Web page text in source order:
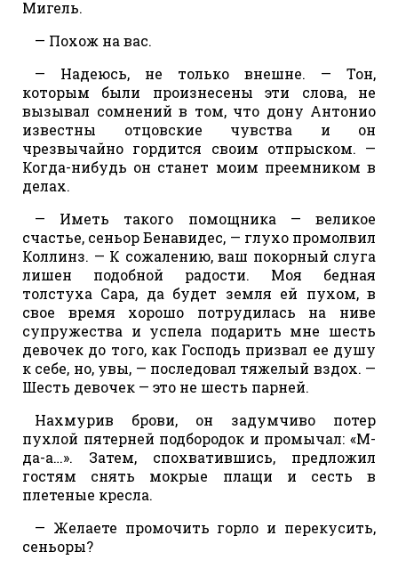
Мигель.
— Похож на вас.
— Надеюсь, не только внешне. — Тон,
которым были произнесены эти слова, не
вызывал сомнений в том, что дону Антонио
известны отцовские чувства и он
чрезвычайно гордится своим отпрыском. —
Когда-нибудь он станет моим преемником в
делах.
— Иметь такого помощника — великое
счастье, сеньор Бенавидес, — глухо промолвил
Коллинз. — К сожалению, ваш покорный слуга
лишен подобной радости. Моя бедная
толстуха Сара, да будет земля ей пухом, в
свое время хорошо потрудилась на ниве
супружества и успела подарить мне шесть
девочек до того, как Господь призвал ее душу
к себе, но, увы, — последовал тяжелый вздох. —
Шесть девочек — это не шесть парней.
Нахмурив брови, он задумчиво потер
пухлой пятерней подбородок и промычал: «М-
да-а…». Затем, спохватившись, предложил
гостям снять мокрые плащи и сесть в
плетеные кресла.
— Желаете промочить горло и перекусить,
сеньоры?